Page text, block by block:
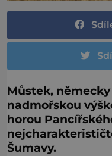
Můstek,
nadmořskou
horou
Šumavy.